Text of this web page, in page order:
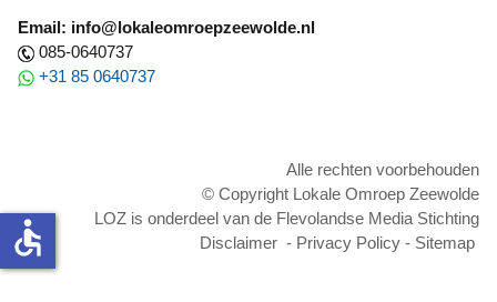
Email: info@lokaleomroepzeewolde.nl
085-0640737
+31 85 0640737
Alle rechten voorbehouden
© Copyright Lokale Omroep Zeewolde
LOZ is onderdeel van de Flevolandse Media Stichting
Disclaimer - Privacy Policy - Sitemap
accessible